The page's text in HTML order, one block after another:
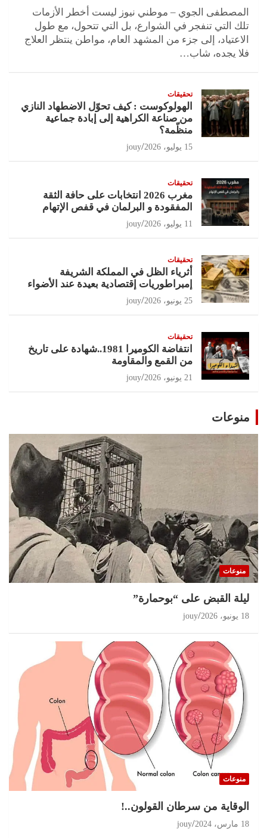
المصطفى الجوي – موطني نيوز ليست أخطر الأزمات
تلك التي تنفجر في الشوارع، بل التي تتحول، مع طول
الاعتياد، إلى جزء من المشهد العام، مواطن ينتظر العلاج
فلا يجده، شاب…
تحقيقات
الهولوكوست : كيف تحوّل الاضطهاد النازي
من صناعة الكراهية إلى إبادة جماعية
منظّمة؟
15 يوليو، 2026 jouy
تحقيقات
مغرب 2026 انتخابات على حافة الثقة
المفقودة و البرلمان في قفص الإتهام
11 يوليو، 2026 jouy
تحقيقات
أثرياء الظل في المملكة الشريفة
إمبراطوريات إقتصادية بعيدة عند الأضواء
25 يونيو، 2026 jouy
تحقيقات
انتفاضة الكوميرا 1981..شهادة على تاريخ
من القمع والمقاومة
21 يونيو، 2026 jouy
منوعات
منوعات
ليلة القبض على “بوحمارة”
18 يونيو، 2026 jouy
منوعات
الوقاية من سرطان القولون..!
18 مارس، 2024 jouy